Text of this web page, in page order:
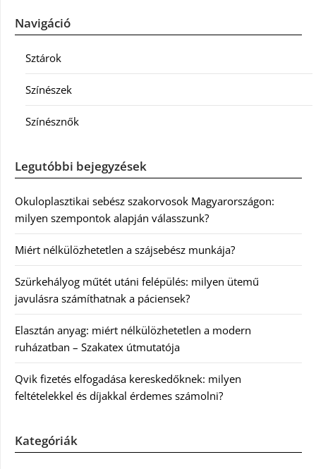
Navigáció
Sztárok
Színészek
Színésznők
Legutóbbi bejegyzések
Okuloplasztikai sebész szakorvosok Magyarországon:
milyen szempontok alapján válasszunk?
Miért nélkülözhetetlen a szájsebész munkája?
Szürkehályog műtét utáni felépülés: milyen ütemű
javulásra számíthatnak a páciensek?
Elasztán anyag: miért nélkülözhetetlen a modern
ruházatban – Szakatex útmutatója
Qvik fizetés elfogadása kereskedőknek: milyen
feltételekkel és díjakkal érdemes számolni?
Kategóriák